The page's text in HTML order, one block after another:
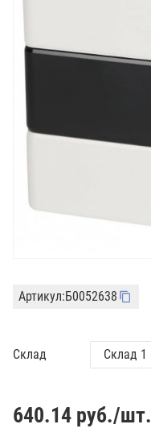
Артикул:Б0052638
Склад
640.14 руб./шт.